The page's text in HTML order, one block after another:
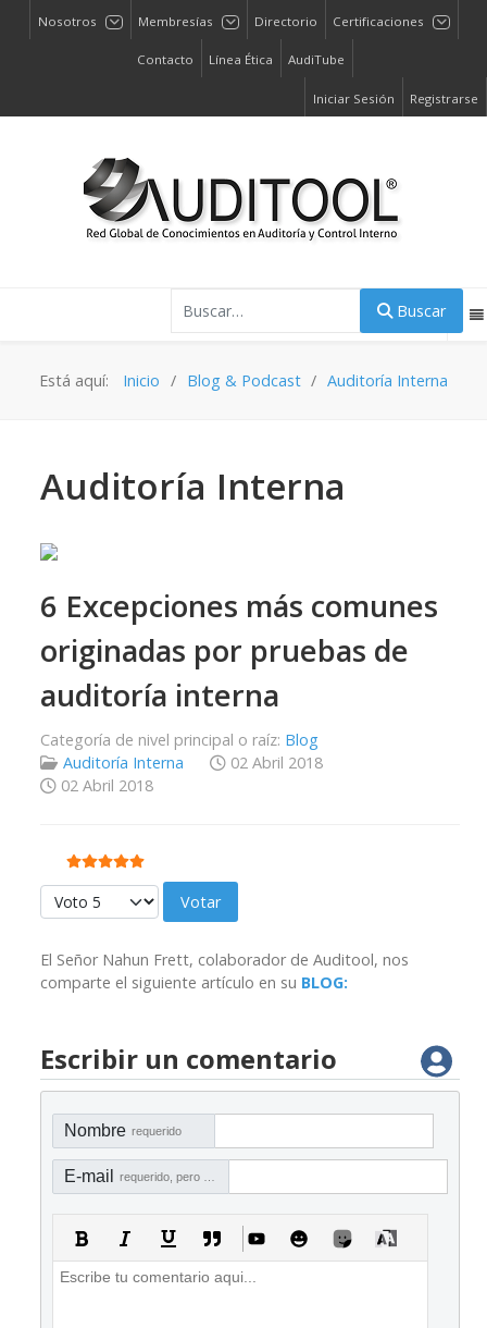
Nosotros Membresías Directorio Certificaciones
Contacto Línea Ética AudiTube
Iniciar Sesión Registrarse
Buscar
Está aquí: Inicio Blog & Podcast Auditoría Interna
Auditoría Interna
6 Excepciones más comunes
originadas por pruebas de
auditoría interna
Categoría de nivel principal o raíz: Blog
Auditoría Interna
02 Abril 2018
02 Abril 2018
Ratio:5/5
Por favor, vote
El Señor Nahun Frett, colaborador de Auditool, nos
comparte el siguiente artículo en su BLOG:
Escribir un comentario
Nombre requerido
E-mail